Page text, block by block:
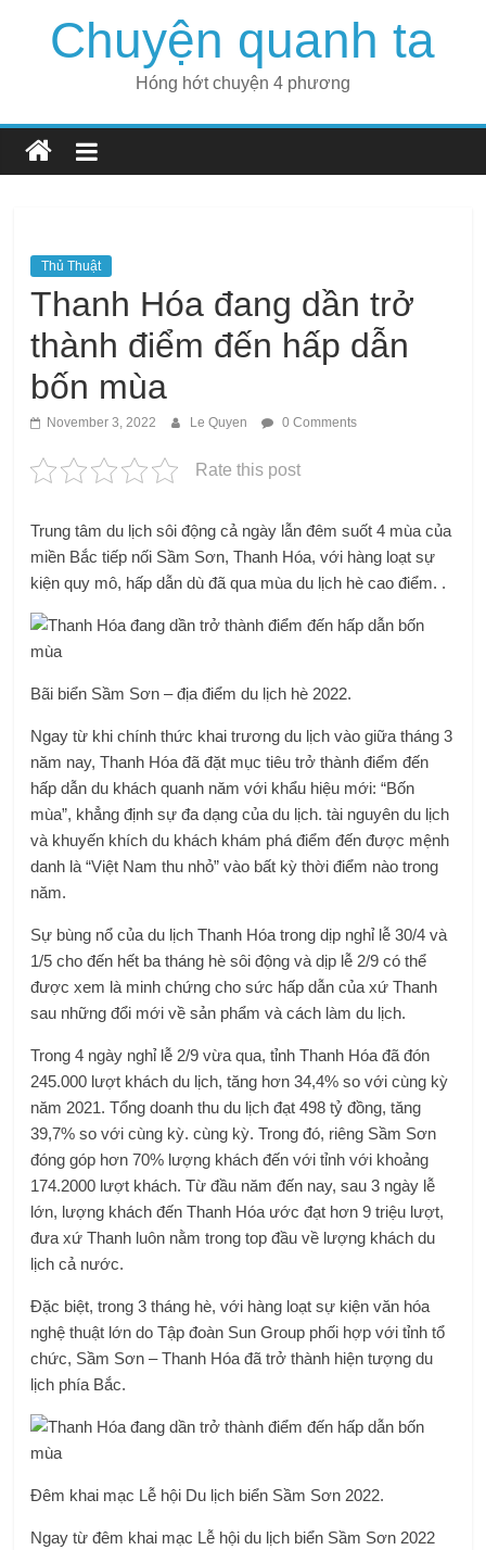
Chuyện quanh ta
Hóng hớt chuyện 4 phương
Thủ Thuật
Thanh Hóa đang dần trở
thành điểm đến hấp dẫn
bốn mùa
November 3, 2022 Le Quyen 0 Comments
Rate this post
Trung tâm du lịch sôi động cả ngày lẫn đêm suốt 4 mùa của
miền Bắc tiếp nối Sầm Sơn, Thanh Hóa, với hàng loạt sự
kiện quy mô, hấp dẫn dù đã qua mùa du lịch hè cao điểm. .
Bãi biển Sầm Sơn – địa điểm du lịch hè 2022.
Ngay từ khi chính thức khai trương du lịch vào giữa tháng 3
năm nay, Thanh Hóa đã đặt mục tiêu trở thành điểm đến
hấp dẫn du khách quanh năm với khẩu hiệu mới: “Bốn
mùa”, khẳng định sự đa dạng của du lịch. tài nguyên du lịch
và khuyến khích du khách khám phá điểm đến được mệnh
danh là “Việt Nam thu nhỏ” vào bất kỳ thời điểm nào trong
năm.
Sự bùng nổ của du lịch Thanh Hóa trong dịp nghỉ lễ 30/4 và
1/5 cho đến hết ba tháng hè sôi động và dịp lễ 2/9 có thể
được xem là minh chứng cho sức hấp dẫn của xứ Thanh
sau những đổi mới về sản phẩm và cách làm du lịch.
Trong 4 ngày nghỉ lễ 2/9 vừa qua, tỉnh Thanh Hóa đã đón
245.000 lượt khách du lịch, tăng hơn 34,4% so với cùng kỳ
năm 2021. Tổng doanh thu du lịch đạt 498 tỷ đồng, tăng
39,7% so với cùng kỳ. cùng kỳ. Trong đó, riêng Sầm Sơn
đóng góp hơn 70% lượng khách đến với tỉnh với khoảng
174.2000 lượt khách. Từ đầu năm đến nay, sau 3 ngày lễ
lớn, lượng khách đến Thanh Hóa ước đạt hơn 9 triệu lượt,
đưa xứ Thanh luôn nằm trong top đầu về lượng khách du
lịch cả nước.
Đặc biệt, trong 3 tháng hè, với hàng loạt sự kiện văn hóa
nghệ thuật lớn do Tập đoàn Sun Group phối hợp với tỉnh tổ
chức, Sầm Sơn – Thanh Hóa đã trở thành hiện tượng du
lịch phía Bắc.
Đêm khai mạc Lễ hội Du lịch biển Sầm Sơn 2022.
Ngay từ đêm khai mạc Lễ hội du lịch biển Sầm Sơn 2022